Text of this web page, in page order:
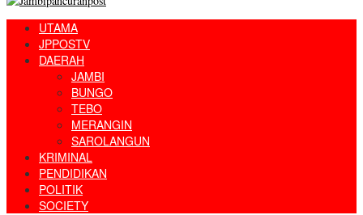
UTAMA
JPPOSTV
DAERAH
JAMBI
BUNGO
TEBO
MERANGIN
SAROLANGUN
KRIMINAL
PENDIDIKAN
POLITIK
SOCIETY